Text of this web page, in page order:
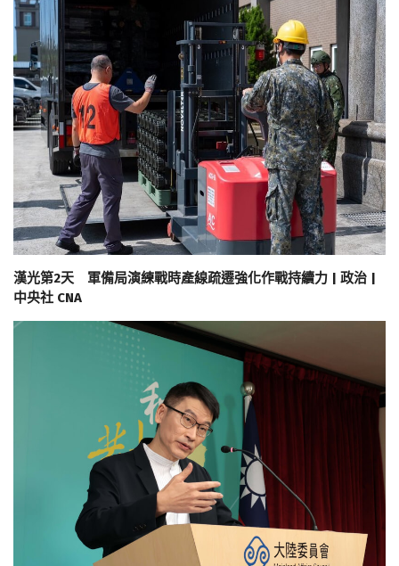
漢光第2天 軍備局演練戰時產線疏遷強化作戰持續力 | 政治 |
中央社 CNA